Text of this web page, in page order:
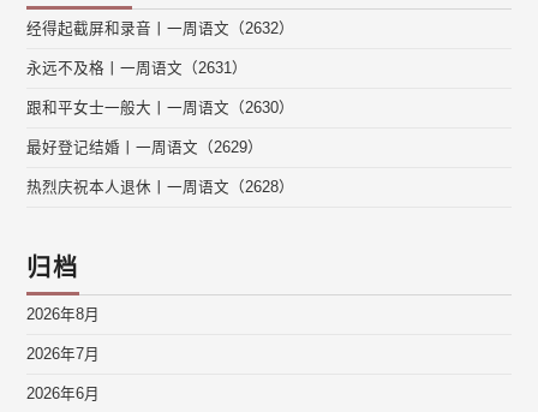
经得起截屏和录音丨一周语文（2632）
永远不及格丨一周语文（2631）
跟和平女士一般大丨一周语文（2630）
最好登记结婚丨一周语文（2629）
热烈庆祝本人退休丨一周语文（2628）
归档
2026年8月
2026年7月
2026年6月